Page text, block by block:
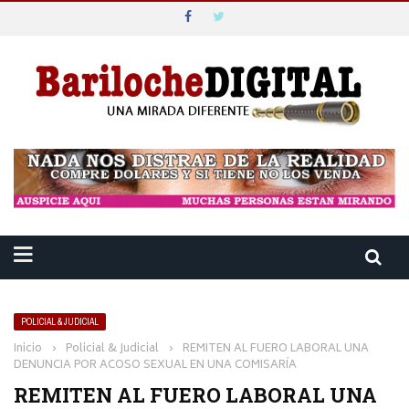
POLICIAL & JUDICIAL
Inicio › Policial & Judicial › REMITEN AL FUERO LABORAL UNA
DENUNCIA POR ACOSO SEXUAL EN UNA COMISARÍA
REMITEN AL FUERO LABORAL UNA